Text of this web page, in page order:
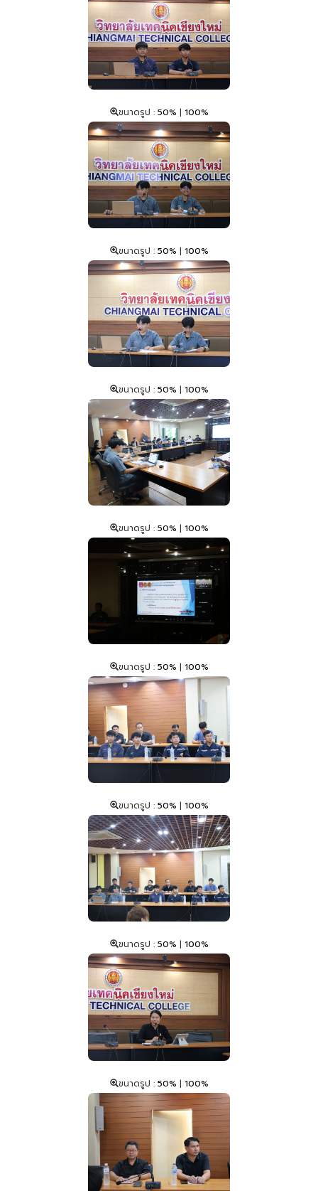
ขนาดรูป : 50% | 100%
ขนาดรูป : 50% | 100%
ขนาดรูป : 50% | 100%
ขนาดรูป : 50% | 100%
ขนาดรูป : 50% | 100%
ขนาดรูป : 50% | 100%
ขนาดรูป : 50% | 100%
ขนาดรูป : 50% | 100%